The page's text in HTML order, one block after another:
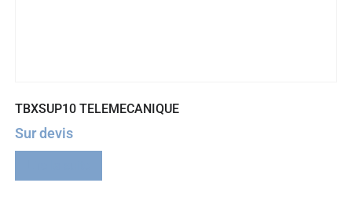
TBXSUP10 TELEMECANIQUE
Sur devis